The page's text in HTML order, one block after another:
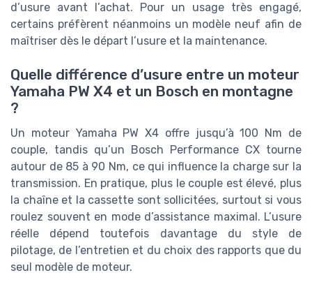
d’usure avant l’achat. Pour un usage très engagé,
certains préfèrent néanmoins un modèle neuf afin de
maîtriser dès le départ l’usure et la maintenance.
Quelle différence d’usure entre un moteur
Yamaha PW X4 et un Bosch en montagne
?
Un moteur Yamaha PW X4 offre jusqu’à 100 Nm de
couple, tandis qu’un Bosch Performance CX tourne
autour de 85 à 90 Nm, ce qui influence la charge sur la
transmission. En pratique, plus le couple est élevé, plus
la chaîne et la cassette sont sollicitées, surtout si vous
roulez souvent en mode d’assistance maximal. L’usure
réelle dépend toutefois davantage du style de
pilotage, de l’entretien et du choix des rapports que du
seul modèle de moteur.